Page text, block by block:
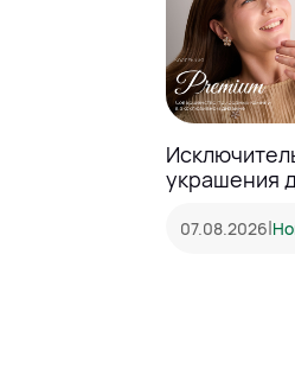
украшения
моментов
07.08.2026|